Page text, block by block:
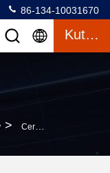
86-134-10031670
Kutipan
> Cerah Tinggi Telepon Seluler Layar OLED 0,71 Inch Ukuran Layar 5000cd/m2 Cerah Maksimal